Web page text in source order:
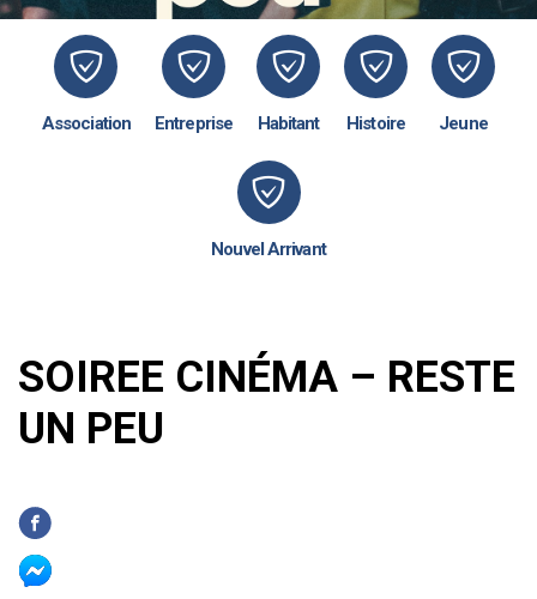
Association Entreprise Habitant Histoire Jeune
Nouvel Arrivant
SOIREE CINÉMA – RESTE
UN PEU